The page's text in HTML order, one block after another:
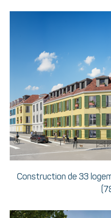
Construction de 33